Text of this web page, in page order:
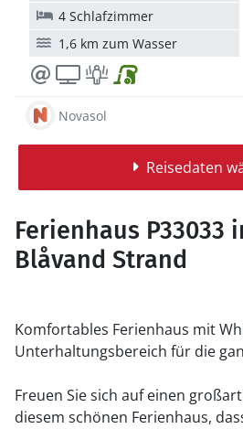
4 Schlafzimmer
1,6 km zum Wasser
Novasol
Reisedaten
Ferienhaus P33033
Blåvand Strand
Komfortables Ferienhaus mit
Unterhaltungsbereich für die
Freuen Sie sich auf einen
diesem schönen Ferienhaus,